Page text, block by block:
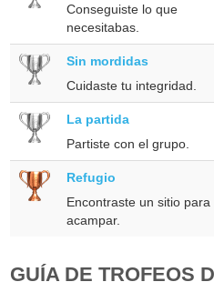
Conseguiste lo que
necesitabas.
Sin mordidas
Cuidaste tu integridad.
La partida
Partiste con el grupo.
Refugio
Encontraste un sitio para
acampar.
GUÍA DE TROFEOS